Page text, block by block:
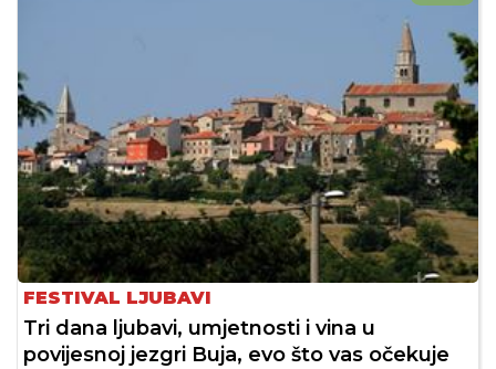
FESTIVAL LJUBAVI
Tri dana ljubavi, umjetnosti i vina u
povijesnoj jezgri Buja, evo što vas očekuje